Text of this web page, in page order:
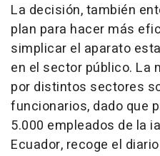
La decisión, también
plan para hacer más
simplicar el aparato
en el sector público. La
por distintos sectores
funcionarios, dado que
5.000 empleados de la
Ecuador, recoge el